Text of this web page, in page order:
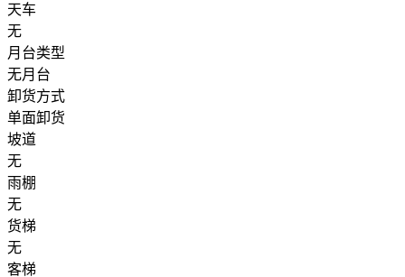
天车
无
月台类型
无月台
卸货方式
单面卸货
坡道
无
雨棚
无
货梯
无
客梯